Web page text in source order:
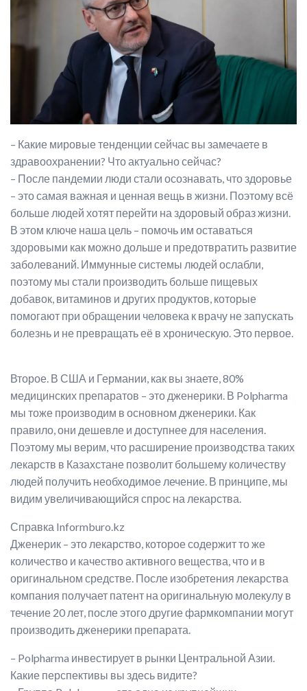
– Какие мировые тенденции сейчас вы замечаете в
здравоохранении? Что актуально сейчас?
– После пандемии люди стали осознавать, что здоровье
– это самая важная и ценная вещь в жизни. Поэтому всё
больше людей хотят перейти на здоровый образ жизни.
В этом ключе наша цель – помочь им оставаться
здоровыми как можно дольше и предотвратить развитие
заболеваний. Иммунные системы людей ослабли,
поэтому мы стали производить больше пищевых
добавок, витаминов и других продуктов, которые
помогают при обращении человека к врачу не запускать
болезнь и не превращать её в хроническую. Это первое.
Второе. В США и Германии, как вы знаете, 80%
медицинских препаратов – это дженерики. В Polpharma
мы тоже производим в основном дженерики. Как
правило, они дешевле и доступнее для населения.
Поэтому мы верим, что расширение производства таких
лекарств в Казахстане позволит большему количеству
людей получить необходимое лечение. В принципе, мы
видим увеличивающийся спрос на лекарства.
Справка Informburo.kz
Дженерик – это лекарство, которое содержит то же
количество и качество активного вещества, что и в
оригинальном средстве. После изобретения лекарства
компания получает патент на оригинальную молекулу в
течение 20 лет, после этого другие фармкомпании могут
производить дженерики препарата.
– Polpharma инвестирует в рынки Центральной Азии.
Какие перспективы вы здесь видите?